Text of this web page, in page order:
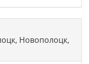
Новополоцк,